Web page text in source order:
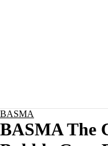
BASMA
BASMA The